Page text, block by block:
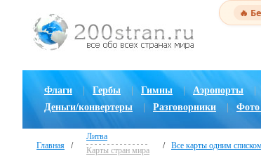
🔥
Флаги Гербы Гимны | Аэропорты
Деньги/конвертеры
Разговорники Фото
Главная /
Литва
Карты стран мира
/ Все карты одним